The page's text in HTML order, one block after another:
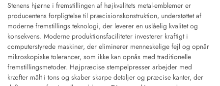
Stenens hjørne i fremstillingen af højkvalitets metal-emblemer er
producentens forpligtelse til præcisionskonstruktion, understøttet af
moderne fremstillings teknologi, der leverer en uslåelig kvalitet og
konsekvens. Moderne produktionsfaciliteter investerer kraftigt i
computerstyrede maskiner, der eliminerer menneskelige fejl og opnår
mikroskopiske tolerancer, som ikke kan opnås med traditionelle
fremstillingsmetoder. Højpræcise stempelpresser arbejder med
kræfter målt i tons og skaber skarpe detaljer og præcise kanter, der